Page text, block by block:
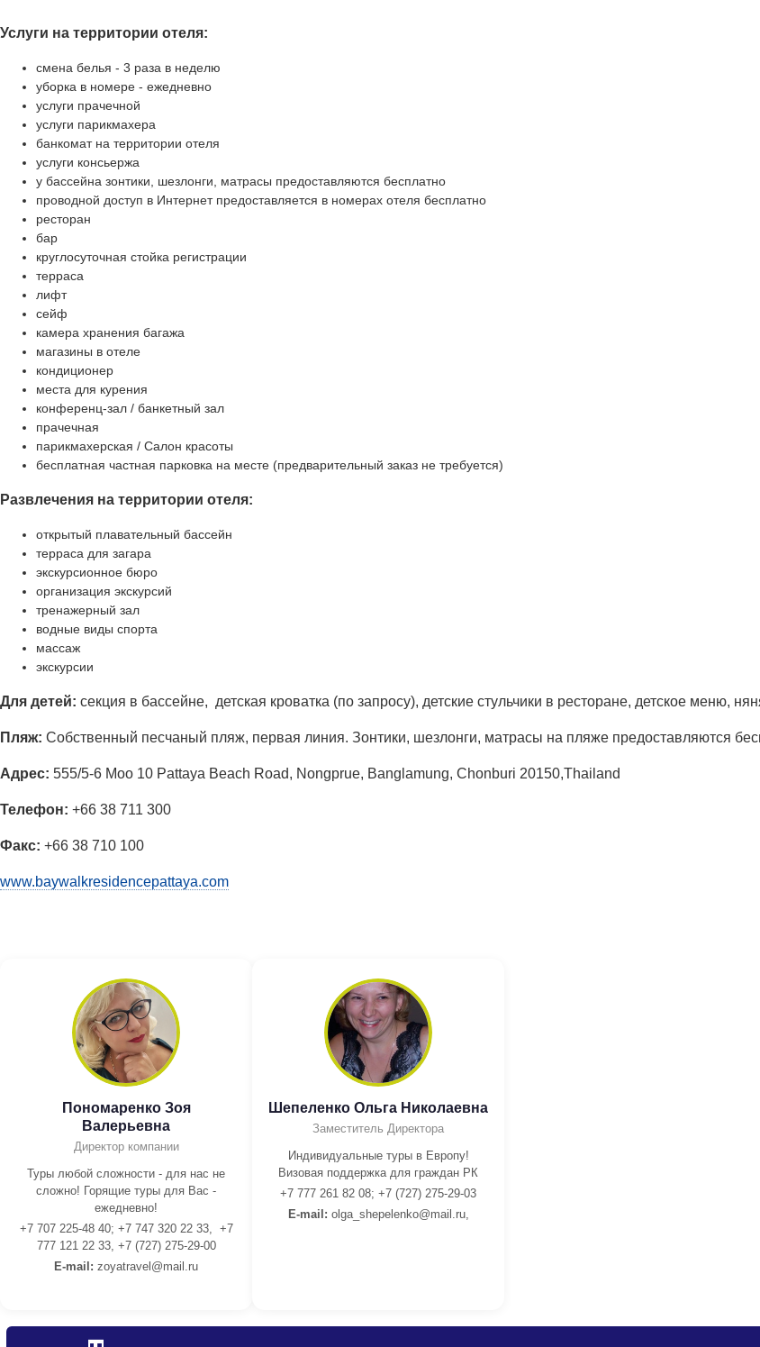
Услуги на территории отеля:
смена белья - 3 раза в неделю
уборка в номере - ежедневно
услуги прачечной
услуги парикмахера
банкомат на территории отеля
услуги консьержа
у бассейна зонтики, шезлонги, матрасы предоставляются бесплатно
проводной доступ в Интернет предоставляется в номерах отеля бесплатно
ресторан
бар
круглосуточная стойка регистрации
терраса
лифт
сейф
камера хранения багажа
магазины в отеле
кондиционер
места для курения
конференц-зал / банкетный зал
прачечная
парикмахерская / Салон красоты
бесплатная частная парковка на месте (предварительный заказ не требуется)
Развлечения на территории отеля:
открытый плавательный бассейн
терраса для загара
экскурсионное бюро
организация экскурсий
тренажерный зал
водные виды спорта
массаж
экскурсии
Для детей: секция в бассейне, детская кроватка (по запросу), детские стульчики в ресторане, детское меню,
Пляж: Собственный песчаный пляж, первая линия. Зонтики, шезлонги, матрасы на пляже предоставляются
Адрес: 555/5-6 Moo 10 Pattaya Beach Road, Nongprue, Banglamung, Chonburi 20150,Thailand
Телефон: +66 38 711 300
Факс: +66 38 710 100
www.baywalkresidencepattaya.com
Пономаренко Зоя
Валерьевна
Директор компании
Туры любой сложности - для нас не
сложно! Горящие туры для Вас -
ежедневно!
+7 707 225-48 40; +7 747 320 22 33, +7
777 121 22 33, +7 (727) 275-29-00
E-mail: zoyatravel@mail.ru
Шепеленко Ольга Николаевна
Заместитель Директора
Индивидуальные туры в Европу!
Визовая поддержка для граждан РК
+7 777 261 82 08; +7 (727) 275-29-03
E-mail: olga_shepelenko@mail.ru,